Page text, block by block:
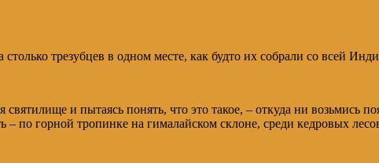
трезубцев в одном месте, как будто их собрали со всей
и пытаясь понять, что это такое, – откуда ни возьмись
по горной тропинке на гималайском склоне, среди кедровых